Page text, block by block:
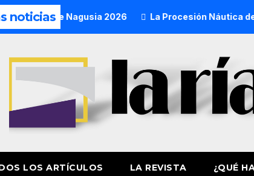
noticias
Nagusia 2026 La Procesión Náutica de la
LOS ARTÍCULOS LA REVISTA ¿QUÉ